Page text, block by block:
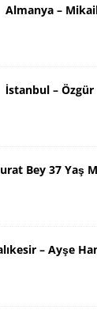
Almanya –
İstanbul –
Bey 37 Yaş
– Ayşe